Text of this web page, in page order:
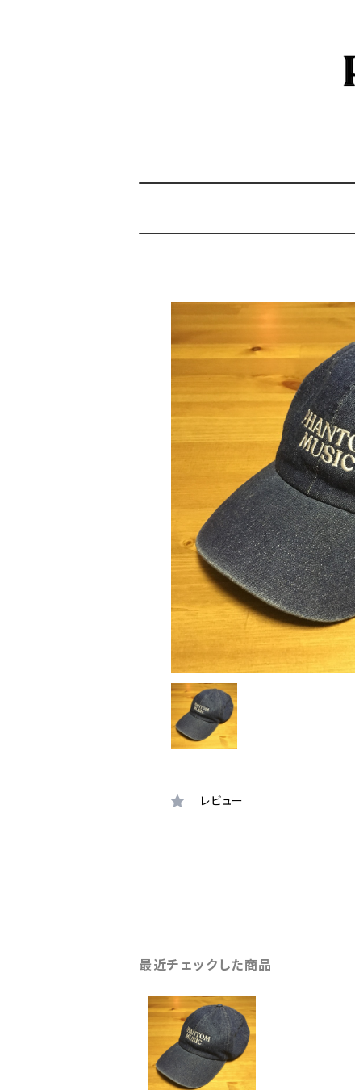
レビュー
最近チェックした商品